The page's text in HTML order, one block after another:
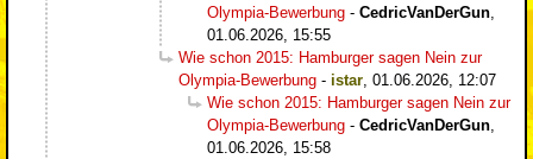
Olympia-Bewerbung - CedricVanDerGun
01.06.2026, 15:55
Wie schon 2015: Hamburger sagen Nein zur
Olympia-Bewerbung - istar 01.06.2026, 12:07
Wie schon 2015: Hamburger sagen Nein zur
Olympia-Bewerbung - CedricVanDerGun
01.06.2026, 15:58